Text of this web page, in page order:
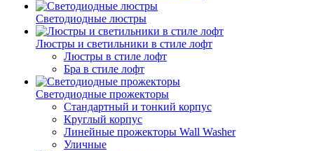
Светодиодные люстры
Люстры и светильники в стиле лофт
Люстры в стиле лофт
Бра в стиле лофт
Светодиодные прожекторы
Стандартный и тонкий корпус
Круглый корпус
Линейные прожекторы Wall Washer
Уличные